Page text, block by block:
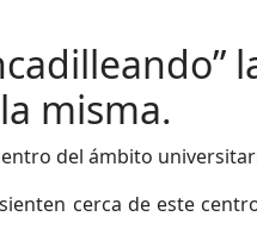
misma.
del ámbito
cerca de este